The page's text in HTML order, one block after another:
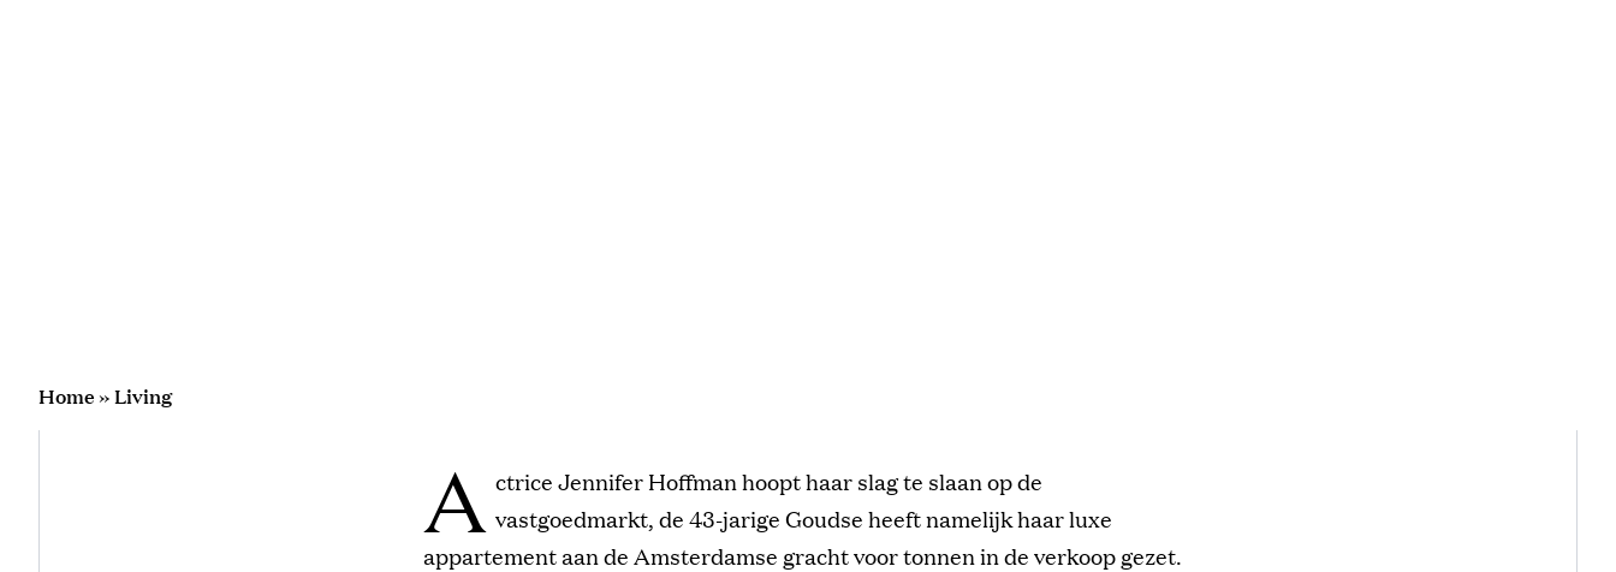
Home»Living
A ctrice Jennifer Hoffman hoopt haar slag te slaan op de
vastgoedmarkt, de 43-jarige Goudse heeft namelijk haar luxe
appartement aan de Amsterdamse gracht voor tonnen in de verkoop gezet.